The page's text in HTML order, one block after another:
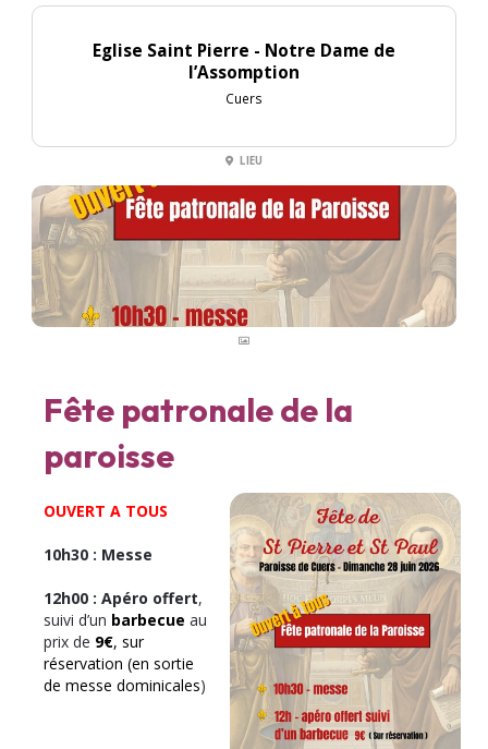
Eglise Saint Pierre - Notre Dame de
l’Assomption
Cuers
LIEU
Fête patronale de la
paroisse
OUVERT A TOUS
10h30 : Messe
12h00 : Apéro offert,
suivi d’un barbecue au
prix de 9€, sur
réservation (en sortie
de messe dominicales)